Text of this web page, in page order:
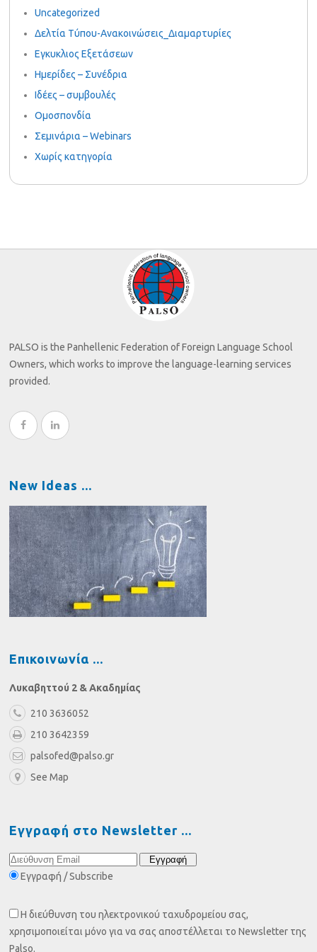
Uncategorized
Δελτία Τύπου-Ανακοινώσεις_Διαμαρτυρίες
Εγκυκλιος Εξετάσεων
Ημερίδες – Συνέδρια
Ιδέες – συμβουλές
Ομοσπονδία
Σεμινάρια – Webinars
Χωρίς κατηγορία
PALSO is the Panhellenic Federation of Foreign Language School
Owners, which works to improve the language-learning services
provided.
New Ideas
Επικοινωνία
Λυκαβηττού 2 & Ακαδημίας
210 3636052
210 3642359
palsofed@palso.gr
See Map
Εγγραφή στο Newsletter
Εγγραφή / Subscribe
Η διεύθυνση του ηλεκτρονικού ταχυδρομείου σας,
χρησιμοποιείται μόνο για να σας αποστέλλεται το Newsletter της
Palso.